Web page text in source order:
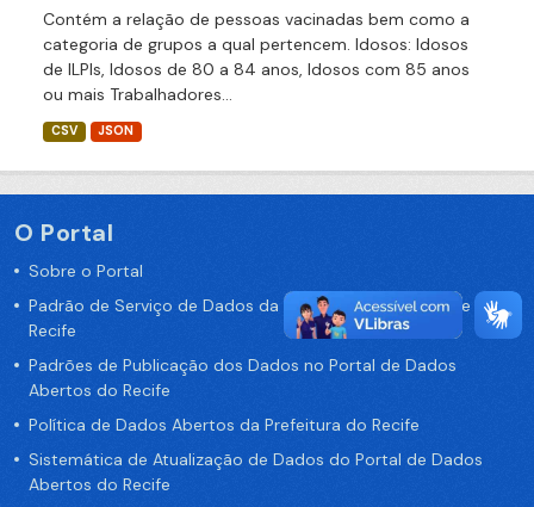
Contém a relação de pessoas vacinadas bem como a
categoria de grupos a qual pertencem. Idosos: Idosos
de ILPIs, Idosos de 80 a 84 anos, Idosos com 85 anos
ou mais Trabalhadores...
CSV JSON
O Portal
Sobre o Portal
Padrão de Serviço de Dados da Prefeitura da Cidade de
Recife
Padrões de Publicação dos Dados no Portal de Dados
Abertos do Recife
Política de Dados Abertos da Prefeitura do Recife
Sistemática de Atualização de Dados do Portal de Dados
Abertos do Recife